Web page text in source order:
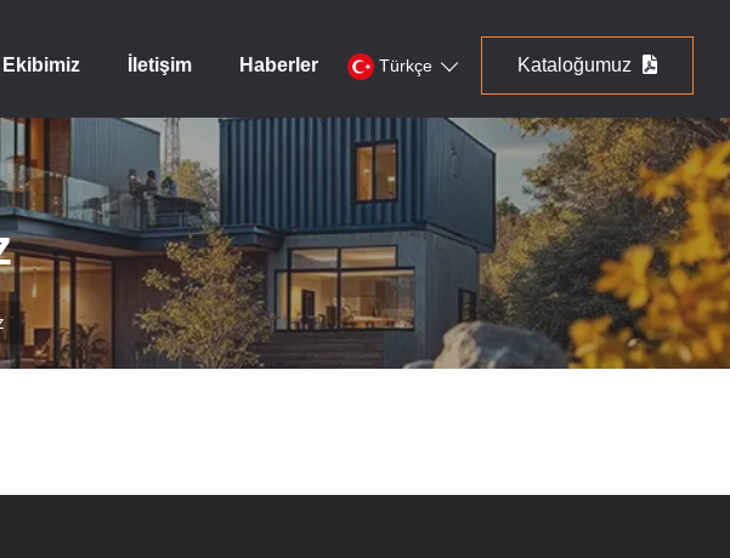
Ekibimiz İletişim Haberler Türkçe Kataloğumuz